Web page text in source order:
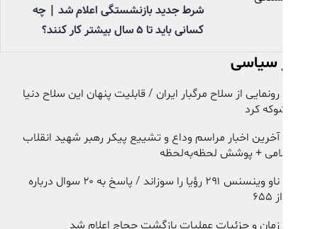
شرط جدید بازنشستگی اعلام شد | چه
کسانی باید تا ۵ سال بیشتر کار کنند؟
سیاسی
رونمایی از سلاح مرگبار ایران / قابلیت پنهان این سلاح دنیا
کرد
آخرین اخبار مراسم وداع و تشییع پیکر رهبر شهید انقلاب
+ پوشش لحظه‌به‌لحظه
ناو وینسنس ۲۹۱ رؤیا را سوزاند / پاسخ به ۲۰ سوال درباره
زمان و جزئیات عملیات بازگشت حجاج اعلام شد